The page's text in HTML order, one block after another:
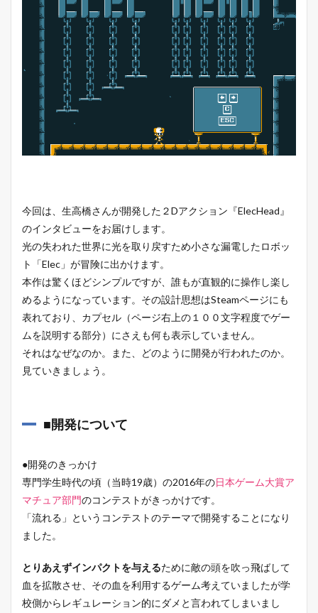
今回は、生高橋さんが開発した２Dアクション『ElecHead』
のインタビューをお届けします。
光の失われた世界に光を取り戻すため小さな漏電したロボッ
ト「Elec」が冒険に出かけます。
本作は驚くほどシンプルですが、誰もが直観的に操作し楽し
めるようになっています。その設計思想はSteamページにも
表れており、カプセル（ページ右上の１００文字程度でゲー
ムを説明する部分）にさえも何も表示していません。
それはなぜなのか。また、どのように開発が行われたのか。
見ていきましょう。
■開発について
●開発のきっかけ
専門学生時代の頃（当時19歳）の2016年の日本ゲーム大賞ア
マチュア部門のコンテストがきっかけです。
「流れる」というコンテストのテーマで開発することになり
ました。
とりあえずインパクトを与えるために敵の頭を吹っ飛ばして
血を拡散させ、その血を利用するゲーム考えていましたが学
校側からレギュレーション的にダメと言われてしまいまし